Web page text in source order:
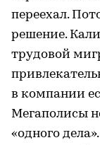
переехал.
решение.
трудовой
в компании
Мегаполисы
«одного